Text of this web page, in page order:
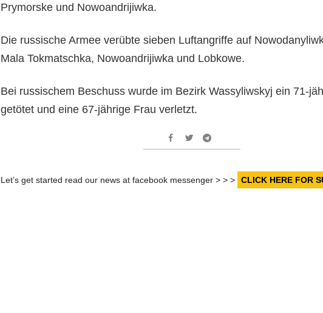
Prymorske und Nowoandrijiwka.
Die russische Armee verübte sieben Luftangriffe auf
Mala Tokmatschka, Nowoandrijiwka und Lobkowe.
Bei russischem Beschuss wurde im Bezirk Wassyliwskyj ein 71-
getötet und eine 67-jährige Frau verletzt.
Let’s get started read our news at facebook messenger > > > CLICK HERE FOR